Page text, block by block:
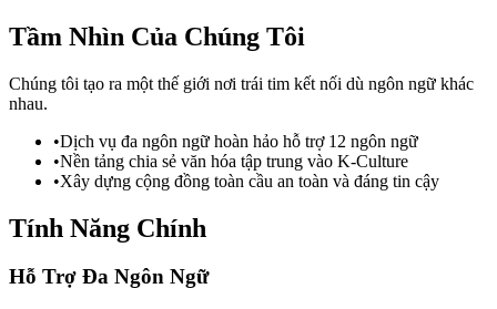
Tầm Nhìn Của Chúng Tôi
Chúng tôi tạo ra một thế giới nơi trái tim kết nối dù ngôn ngữ khác
nhau.
•Dịch vụ đa ngôn ngữ hoàn hảo hỗ trợ 12 ngôn ngữ
•Nền tảng chia sẻ văn hóa tập trung vào K-Culture
•Xây dựng cộng đồng toàn cầu an toàn và đáng tin cậy
Tính Năng Chính
Hỗ Trợ Đa Ngôn Ngữ